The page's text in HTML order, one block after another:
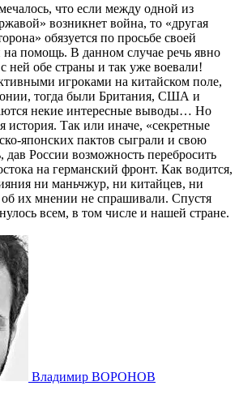
что если между одной из
возникнет война, то «другая
обязуется по просьбе своей
помощь. В данном случае речь явно
ней обе страны и так уже воевали!
игроками на китайском поле,
тогда были Британия, США и
некие интересные выводы… Но
история. Так или иначе, «секретные
японских пактов сыграли и свою
России возможность перебросить
на германский фронт. Как водится,
ни маньчжур, ни китайцев, ни
их мнении не спрашивали. Спустя
всем, в том числе и нашей стране.
Владимир ВОРОНОВ